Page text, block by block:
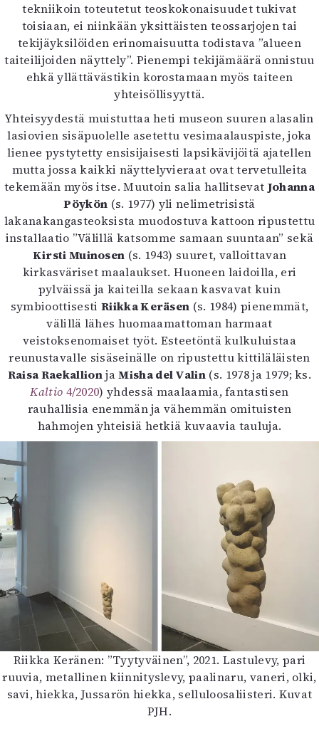
Info
Tilaus ja irtonumerot
Yhteistyössä
Toimitus
Mediatiedot
Kaltio ry
tekniikoin toteutetut teoskokonaisuudet tukivat
toisiaan, ei niinkään yksittäisten teossarjojen tai
tekijäyksilöiden erinomaisuutta todistava ”alueen
taiteilijoiden näyttely”. Pienempi tekijämäärä onnistuu
ehkä yllättävästikin korostamaan myös taiteen
yhteisöllisyyttä.
Yhteisyydestä muistuttaa heti museon suuren alasalin
lasiovien sisäpuolelle asetettu vesimaalauspiste, joka
lienee pystytetty ensisijaisesti lapsikävijöitä ajatellen
mutta jossa kaikki näyttelyvieraat ovat tervetulleita
tekemään myös itse. Muutoin salia hallitsevat Johanna
Pöykön (s. 1977) yli nelimetrisistä
lakanakangasteoksista muodostuva kattoon ripustettu
installaatio ”Välillä katsomme samaan suuntaan” sekä
Kirsti Muinosen (s. 1943) suuret, valloittavan
kirkasväriset maalaukset. Huoneen laidoilla, eri
pylväissä ja kaiteilla sekaan kasvavat kuin
symbioottisesti Riikka Keräsen (s. 1984) pienemmät,
välillä lähes huomaamattoman harmaat
veistoksenomaiset työt. Esteetöntä kulkuluistaa
reunustavalle sisäseinälle on ripustettu kittiläläisten
Raisa RaekallionjaMisha del Valin (s. 1978 ja 1979; ks.
Kaltio 4/2020) yhdessä maalaamia, fantastisen
rauhallisia enemmän ja vähemmän omituisten
hahmojen yhteisiä hetkiä kuvaavia tauluja.
Riikka Keränen: ”Tyytyväinen”, 2021. Lastulevy, pari
ruuvia, metallinen kiinnityslevy, paalinaru, vaneri, olki,
savi, hiekka, Jussarön hiekka, selluloosaliisteri. Kuvat
PJH.